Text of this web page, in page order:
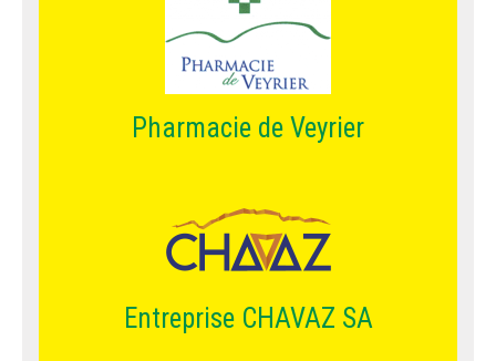
Pharmacie de Veyrier
Entreprise CHAVAZ SA